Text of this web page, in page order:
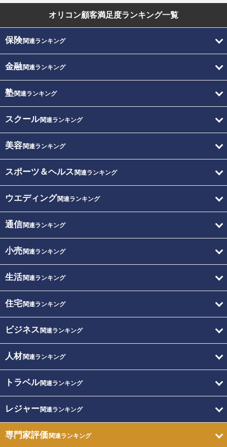
オリコン顧客満足度ランキング一覧
保険関連ランキング
金融関連ランキング
塾関連ランキング
スクール関連ランキング
美容関連ランキング
スポーツ＆ヘルス 関連ランキング
ウエディング関連ランキング
通信関連ランキング
小売関連ランキング
生活関連ランキング
住宅関連ランキング
ビジネス 関連ランキング
人材関連ランキング
トラベル関連ランキング
レジャー関連ランキング
専門家評価関連ランキング